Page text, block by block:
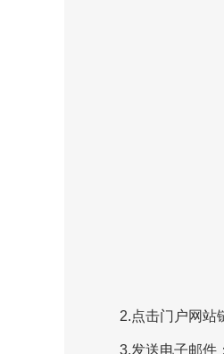
2.点击门户网站
3.发送电子邮件